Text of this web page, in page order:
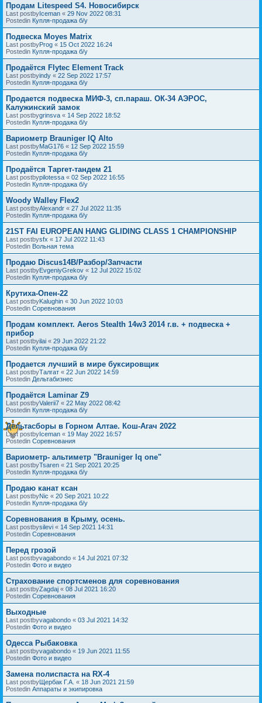
Продам Litespeed S4. Новосибирск
Last postbyIceman « 29 Nov 2022 08:31
Postedin Купля-продажа б/у
Подвеска Moyes Matrix
Last postbyProg « 15 Oct 2022 16:24
Postedin Купля-продажа б/у
Продаётся Flytec Element Track
Last postbyindy « 22 Sep 2022 17:57
Postedin Купля-продажа б/у
Продается подвеска МИФ-3, сп.параш. ОК-34 АЭРОС,
Калужинский замок
Last postbygrinsva « 14 Sep 2022 18:52
Postedin Купля-продажа б/у
Вариометр Brauniger IQ Alto
Last postbyMaG176 « 12 Sep 2022 15:59
Postedin Купля-продажа б/у
Продаётся Таргет-тандем 21
Last postbypilotessa « 02 Sep 2022 16:55
Postedin Купля-продажа б/у
Woody Walley Flex2
Last postbyAlexandr « 27 Jul 2022 11:35
Postedin Купля-продажа б/у
21ST FAI EUROPEAN HANG GLIDING CLASS 1 CHAMPIONSHIP
Last postbysfx « 17 Jul 2022 11:43
Postedin Вольная тема
Продаю Discus14B/Разбор/Запчасти
Last postbyEvgeniyGrekov « 12 Jul 2022 15:02
Postedin Купля-продажа б/у
Крутиха-Опен-22
Last postbyKalughin « 30 Jun 2022 10:03
Postedin Соревнования
Продам комплект. Aeros Stealth 14w3 2014 г.в. + подвеска +
прибор
Last postbyilai « 29 Jun 2022 21:22
Postedin Купля-продажа б/у
Продается лучший в мире буксировщик
Last postbyТалгат « 22 Jun 2022 14:59
Postedin Дельтабизнес
Продаётся Laminar Z9
Last postbyValerii7 « 22 May 2022 08:42
Postedin Купля-продажа б/у
Дельтасборы в Горном Алтае. Кош-Агач 2022
Last postbyIceman « 19 May 2022 16:57
Postedin Соревнования
Вариометр- альтиметр "Brauniger Iq one"
Last postbyTsaren « 21 Sep 2021 20:25
Postedin Купля-продажа б/у
Продаю канат ксан
Last postbyNic « 20 Sep 2021 10:22
Postedin Купля-продажа б/у
Соревнования в Крыму, осень.
Last postbysilevi « 14 Sep 2021 14:31
Postedin Соревнования
Перед грозой
Last postbyvagabondo « 14 Jul 2021 07:32
Postedin Фото и видео
Страхование спортсменов для соревнования
Last postbyZagdaj « 08 Jul 2021 16:20
Postedin Соревнования
Выходные
Last postbyvagabondo « 03 Jul 2021 14:32
Postedin Фото и видео
Одесса Рыбаковка
Last postbyvagabondo « 19 Jun 2021 11:55
Postedin Фото и видео
Замена полиспаста на RX-4
Last postbyЩербак Г.А. « 18 Jun 2021 21:59
Postedin Аппараты и экипировка